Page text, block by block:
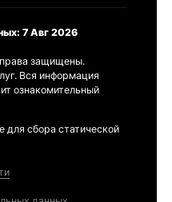
7 Авг 2026
защищены.
Вся информация
ознакомительный
для сбора статической